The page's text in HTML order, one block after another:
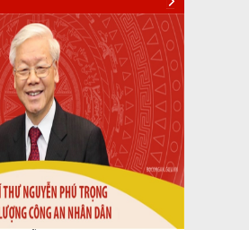
ký tài khoản định danh